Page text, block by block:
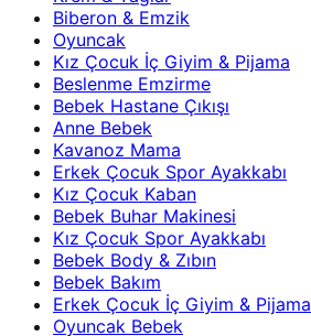
Biberon & Emzik
Oyuncak
Kız Çocuk İç Giyim & Pijama
Beslenme Emzirme
Bebek Hastane Çıkışı
Anne Bebek
Kavanoz Mama
Erkek Çocuk Spor Ayakkabı
Kız Çocuk Kaban
Bebek Buhar Makinesi
Kız Çocuk Spor Ayakkabı
Bebek Body & Zıbın
Bebek Bakım
Erkek Çocuk İç Giyim & Pijama
Oyuncak Bebek